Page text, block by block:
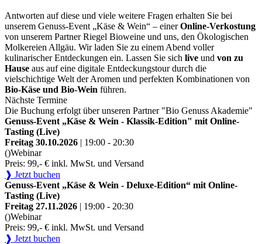
Antworten auf diese und viele weitere Fragen erhalten Sie bei
unserem Genuss-Event „Käse & Wein“ – einerOnline-Verkostung
von unserem Partner Riegel Bioweine und uns, den Ökologischen
Molkereien Allgäu. Wir laden Sie zu einem Abend voller
kulinarischer Entdeckungen ein. Lassen Sie sich live und von zu
Hause aus auf eine digitale Entdeckungstour durch die
vielschichtige Welt der Aromen und perfekten Kombinationen von
Bio-Käse und Bio-Wein führen.
Nächste Termine
Die Buchung erfolgt über unseren Partner "Bio Genuss Akademie"
Genuss-Event „Käse & Wein - Klassik-Edition" mit Online-
Tasting (Live)
Freitag 30.10.2026 | 19:00 - 20:30
()Webinar
Preis: 99,- € inkl. MwSt. und Versand
❱ Jetzt buchen
Genuss-Event „Käse & Wein - Deluxe-Edition“ mit Online-
Tasting (Live)
Freitag 27.11.2026 | 19:00 - 20:30
()Webinar
Preis: 99,- € inkl. MwSt. und Versand
❱ Jetzt buchen